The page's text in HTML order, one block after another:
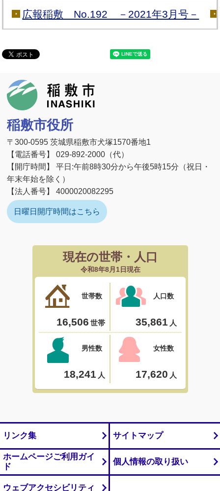
広報稲敷 No.192 －2021年3月号－
稲敷市役所
〒300-0595 茨城県稲敷市犬塚1570番地1
【電話番号】 029-892-2000（代）
【開庁時間】 平日:午前8時30分から午後5時15分（祝日・
年末年始を除く）
【法人番号】 4000020082295
日曜日開庁時間はこちら
リンク集 サイトマップ
ホームページご利用ガイ
ド
個人情報の取り扱い
ウェブアクセシビリティ